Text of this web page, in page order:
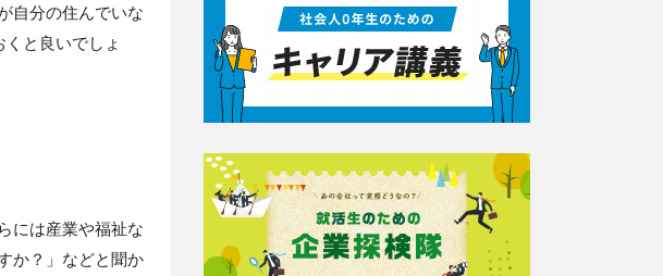
自分の住んでいな
と良いでしょ
には産業や福祉な
か？」などと聞か